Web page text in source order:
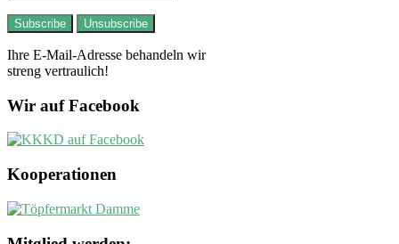
Ihre E-Mail-Adresse behandeln wir
streng vertraulich!
Wir auf Facebook
Kooperationen